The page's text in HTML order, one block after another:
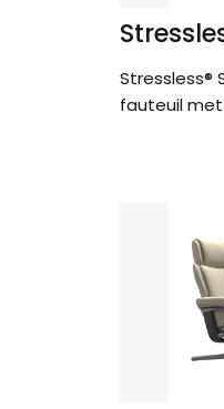
Stressless®
fauteuil